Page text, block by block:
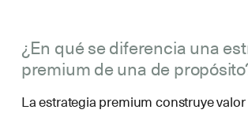
¿En qué se diferencia una
premium de una de
La estrategia premium construye